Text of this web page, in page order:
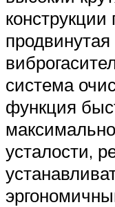
система
функция
усталости,